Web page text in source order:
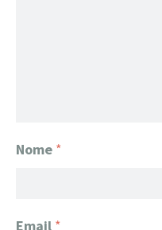
Nome *
Email *